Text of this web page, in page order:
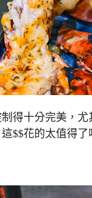
得十分完美，尤
$$花的太值得了